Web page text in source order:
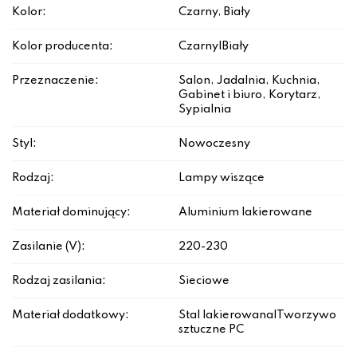
Kolor: Czarny, Biały
Kolor producenta: Czarny|Biały
Przeznaczenie:
Salon, Jadalnia, Kuchnia,
Gabinet i biuro, Korytarz,
Sypialnia
Styl: Nowoczesny
Rodzaj: Lampy wiszące
Materiał dominujący: Aluminium lakierowane
Zasilanie (V): 220-230
Rodzaj zasilania: Sieciowe
Materiał dodatkowy:
Stal lakierowana|Tworzywo
sztuczne PC